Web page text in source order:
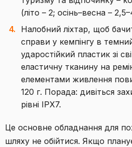
(літо – 2; осінь–весна –
Налобний ліхтар, щоб
справи у кемпінгу в
ударостійкий пластик зі
еластичну тканину на
елементами живлення
120 г. Порада: дивіться
рівні IPX7.
Це основне обладнання для
шляху не обійтися. Якщо